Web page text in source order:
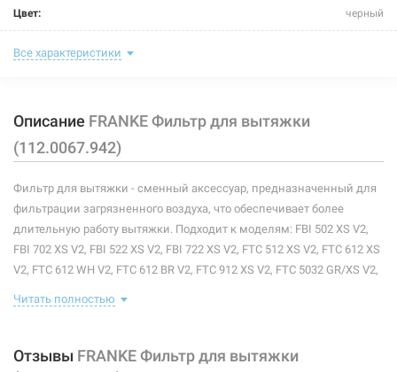
Цвет: черный
Фильтрующий материал:
Все характеристики
Описание FRANKE Фильтр для вытяжки
(112.0067.942)
Фильтр для вытяжки - сменный аксессуар, предназначенный для
фильтрации загрязненного воздуха, что обеспечивает более
длительную работу вытяжки. Подходит к моделям: FBI 502 XS V2,
FBI 702 XS V2, FBI 522 XS V2, FBI 722 XS V2, FTC 512 XS V2, FTC 612 XS
V2, FTC 612 WH V2, FTC 612 BR V2, FTC 912 XS V2, FTC 5032 GR/XS V2,
внесенные производителем изменения, магазин ответственности
Читать полностью
Отзывы FRANKE Фильтр для вытяжки